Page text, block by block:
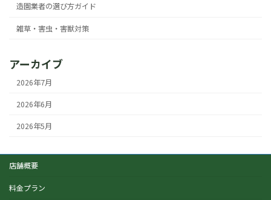
造園業者の選び方ガイド
雑草・害虫・害獣対策
アーカイブ
2026年7月
2026年6月
2026年5月
店舗概要
料金プラン